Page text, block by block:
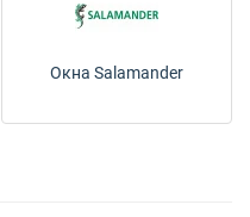
Окна Salamander